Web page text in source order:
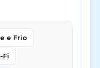
e Frio
Fi